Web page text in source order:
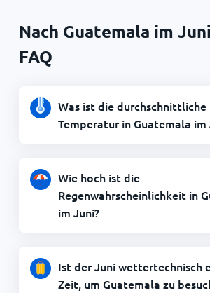
Nach Guatemala im
FAQ
Was ist die durchschnittliche
Temperatur in Guatemala im
Wie hoch ist die
Regenwahrscheinlichkeit in
im Juni?
Ist der Juni wettertechnisch
Zeit, um Guatemala zu